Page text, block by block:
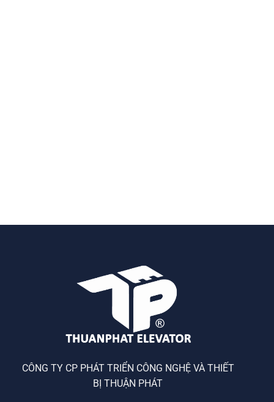
CÔNG TY CP PHÁT TRIỂN CÔNG NGHỆ VÀ THIẾT
BỊ THUẬN PHÁT